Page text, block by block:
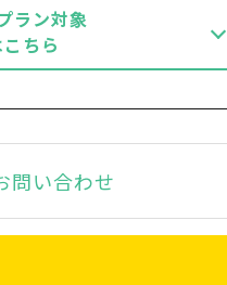
ラン対象
ちら
問い合わせ